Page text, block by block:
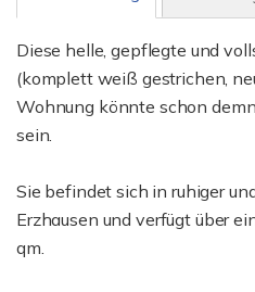
Diese helle, gepflegte und
(komplett weiß gestrichen,
Wohnung könnte schon
sein.
Sie befindet sich in ruhiger
Erzhausen und verfügt über
qm.